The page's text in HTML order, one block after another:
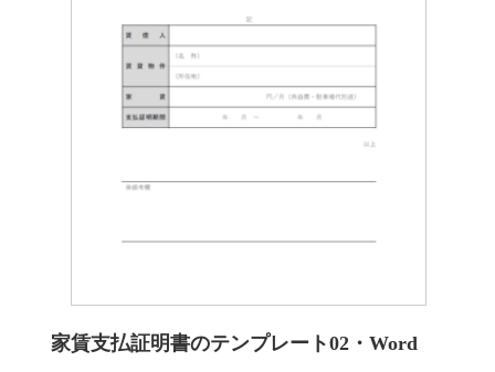
家賃支払証明書のテンプレート02・Word